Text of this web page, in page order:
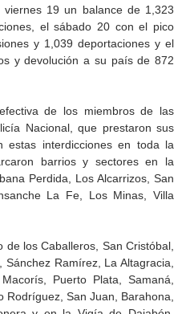
19 un balance de 1,323
el sábado 20 con el pico
y 1,039 deportaciones y el
y devolución a su país de 872
de los miembros de las
Nacional, que prestaron sus
estas interdicciones en toda la
barrios y sectores en la
Perdida, Los Alcarrizos, San
La Fe, Los Minas, Villa
los Caballeros, San Cristóbal,
Ramírez, La Altagracia,
Puerto Plata, Samaná,
Rodríguez, San Juan, Barahona,